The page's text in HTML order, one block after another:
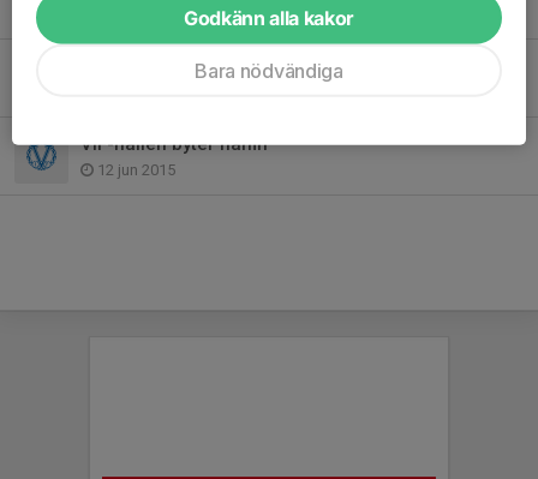
Sommarfotbollsskolan en succé!
VIF-hallen byter namn
12 jun 2015
Godkänn alla kakor
Bara nödvändiga